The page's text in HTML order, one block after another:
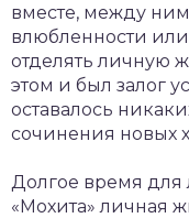
вместе, между
влюбленности
отделять личную
этом и был залог
оставалось
сочинения новых
Долгое время для
«Мохита» личная